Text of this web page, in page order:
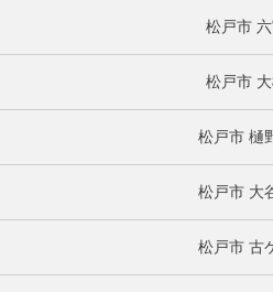
松戸市
松戸市
松戸市 樋
松戸市 大
松戸市 古